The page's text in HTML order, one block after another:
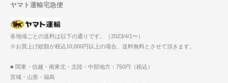
ヤマト運輸宅急便
各地域ごとの送料は以下の通りです。（2023/4/1〜）
※お買上げ総額が税込10,000円以上の場合、送料無料とさせて頂きます。
■ 関東・信越・南東北・北陸・中部地方：750円（税込）
宮城・山形・福島